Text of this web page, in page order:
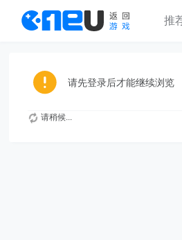
推
请先登录后才能继续浏览
请稍候...